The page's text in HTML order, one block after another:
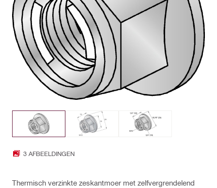
3 AFBEELDINGEN
Thermisch verzinkte zeskantmoer met zelfvergrendelend